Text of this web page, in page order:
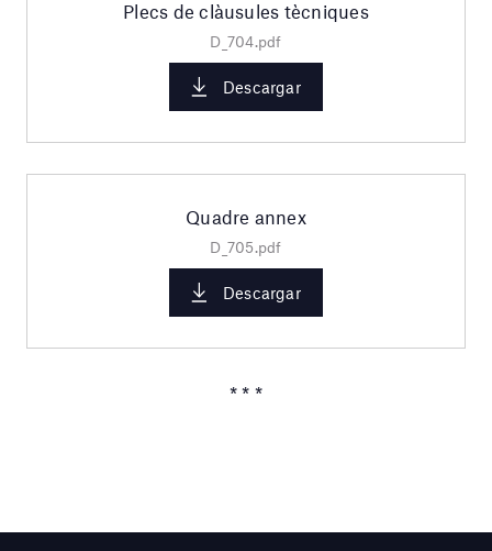
Plecs de clàusules tècniques
D_704.pdf
Descargar
Quadre annex
D_705.pdf
Descargar
* * *